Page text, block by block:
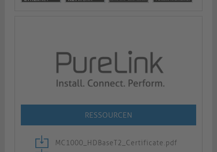
RESSOURCEN
MC1000_HDBaseT2_Certificate.pdf